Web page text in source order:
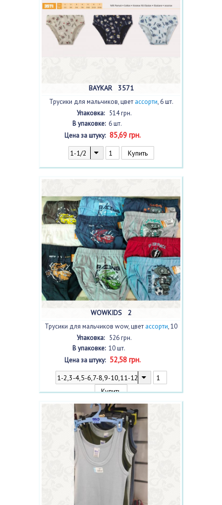
BAYKAR 3571
Трусики для мальчиков, цвет ассорти, 6 шт.
Упаковка: 514 грн.
В упаковке:6 шт.
Цена за штуку:85,69 грн.
WOWKIDS 2
Трусики для мальчиков wow, цвет ассорти, 10
шт.
Упаковка: 526 грн.
В упаковке:10 шт.
Цена за штуку:52,58 грн.